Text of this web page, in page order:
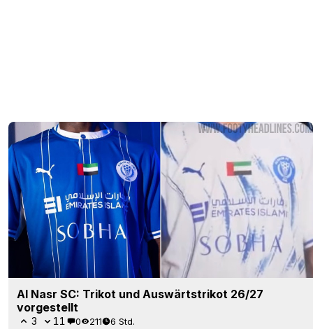
Al Nasr SC: Trikot und Auswärtstrikot 26/27
vorgestellt
3 11 0 211 6 Std.